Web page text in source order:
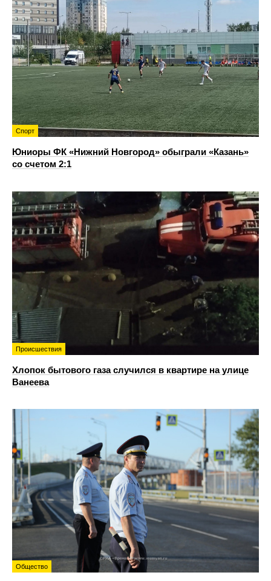
Спорт
Юниоры ФК «Нижний Новгород» обыграли «Казань»
со счетом 2:1
Происшествия
Хлопок бытового газа случился в квартире на улице
Ванеева
Общество